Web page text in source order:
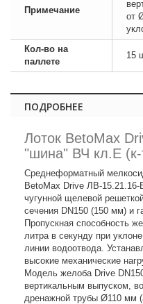
Примечание
от
Кол-во на
паллете
15
ПОДРОБНЕЕ
Лоток BetoMax
"шина" ВЧ кл.E (к-
Среднеформатный
BetoMax Drive ЛВ-15.21.16-
чугунной щелевой
сечения DN150 (150 мм) и
Пропускная способность
литра в секунду при
линии водоотвода.
высокие механические
Модель желоба Drive
вертикальным выпуском,
дренажной трубы Ø110 мм